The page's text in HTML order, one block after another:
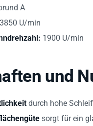
A
3850 U/min
1900 U/min
und
durch hohe
sorgt für ein